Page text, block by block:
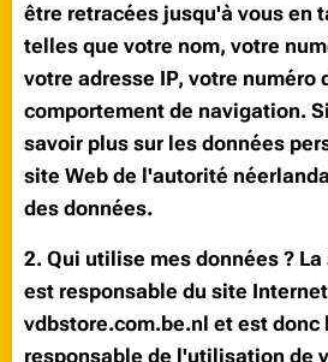
être retracées jusqu'à vous en
telles que votre nom, votre
votre adresse IP, votre numéro
comportement de navigation.
savoir plus sur les données
site Web de l'autorité
des données.
2. Qui utilise mes données ?
est responsable du site Internet
vdbstore.com.be.nl et est donc
responsable de l'utilisation de